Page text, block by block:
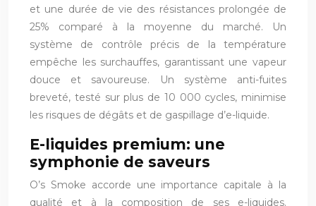
et une durée de vie des résistances prolongée de
25% comparé à la moyenne du marché. Un
système de contrôle précis de la température
empêche les surchauffes, garantissant une vapeur
douce et savoureuse. Un système anti-fuites
breveté, testé sur plus de 10 000 cycles, minimise
les risques de dégâts et de gaspillage d’e-liquide.
E-liquides premium: une
symphonie de saveurs
O’s Smoke accorde une importance capitale à la
qualité et à la composition de ses e-liquides.